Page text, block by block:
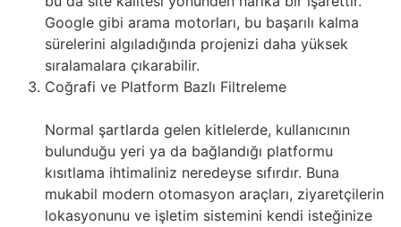
Google gibi arama motorları, bu başarılı kalma
sürelerini algıladığında projenizi daha yüksek
sıralamalara çıkarabilir.
Coğrafi ve Platform Bazlı Filtreleme
Normal şartlarda gelen kitlelerde, kullanıcının
bulunduğu yeri ya da bağlandığı platformu
kısıtlama ihtimaliniz neredeyse sıfırdır. Buna
mukabil modern otomasyon araçları, ziyaretçilerin
lokasyonunu ve işletim sistemini kendi isteğinize